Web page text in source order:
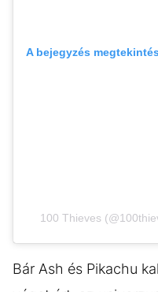
A bejegyzés
100 Thieves
Bár Ash és Pikachu